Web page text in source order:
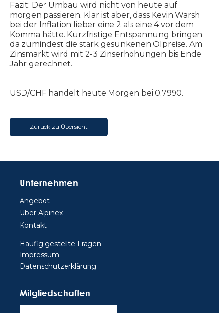
Fazit: Der Umbau wird nicht von heute auf
morgen passieren. Klar ist aber, dass Kevin Warsh
bei der Inflation lieber eine 2 als eine 4 vor dem
Komma hätte. Kurzfristige Entspannung bringen
da zumindest die stark gesunkenen Ölpreise. Am
Zinsmarkt wird mit 2-3 Zinserhöhungen bis Ende
Jahr gerechnet.
USD/CHF handelt heute Morgen bei 0.7990.
Zurück zu Übersicht
Unternehmen
Angebot
Über Alpinex
Kontakt
Häufig gestellte Fragen
Impressum
Datenschutzerklärung
Mitgliedschaften